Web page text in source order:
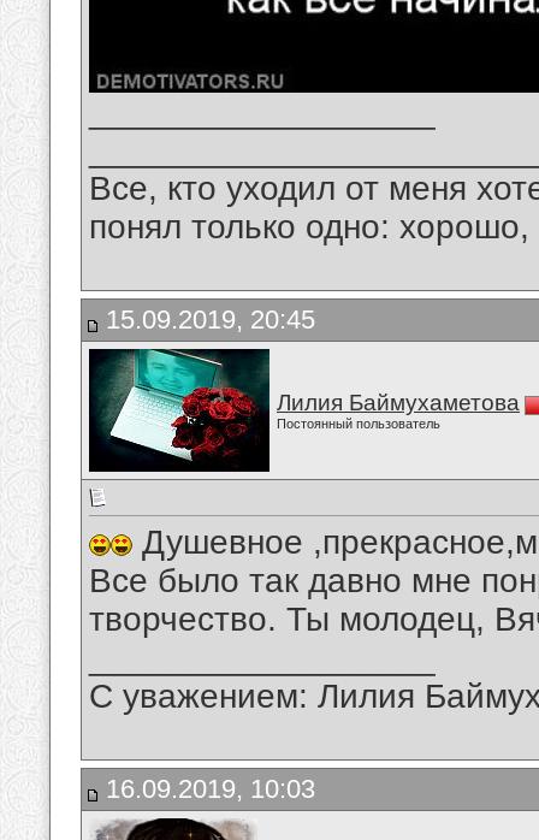
Все, кто уходил от меня
понял только одно:
15.09.2019, 20:45
Лилия Баймухаметова
Постоянный пользователь
Душевное
Все было так давно мне
творчество. Ты молодец,
С уважением: Лилия
16.09.2019, 10:03